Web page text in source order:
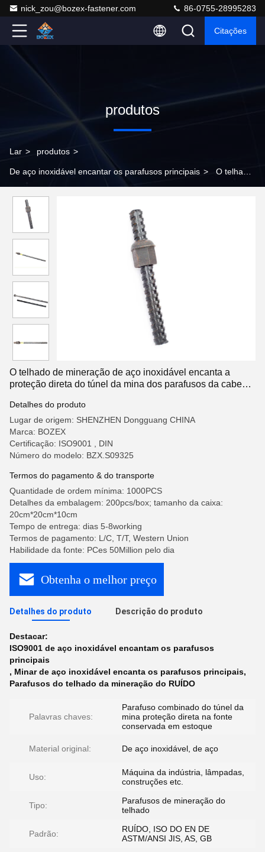
nick_zou@bozex-fastener.com 86-0755-28995283
Citações
produtos
Lar > produtos >
De aço inoxidável encantar os parafusos principais > O telhado
túnel da mina dos parafusos da cabeça combinada
O telhado de mineração de aço inoxidável encanta a
proteção direta do túnel da mina dos parafusos da cabeça
Detalhes do produto
Lugar de origem: SHENZHEN Dongguang CHINA
Marca: BOZEX
Certificação: ISO9001 , DIN
Número do modelo: BZX.S09325
Termos do pagamento & do transporte
Quantidade de ordem mínima: 1000PCS
Detalhes da embalagem: 200pcs/box; tamanho da caixa:
20cm*20cm*10cm
Tempo de entrega: dias 5-8working
Termos de pagamento: L/C, T/T, Western Union
Habilidade da fonte: PCes 50Million pelo dia
Obtenha o melhor preço
Detalhes do produto Descrição do produto
Destacar:
ISO9001 de aço inoxidável encantam os parafusos
principais
, Minar de aço inoxidável encanta os parafusos principais,
Parafusos do telhado da mineração do RUÍDO
Palavras chaves:
Parafuso combinado do túnel da
mina proteção direta na fonte
conservada em estoque
Material original: De aço inoxidável, de aço
Uso:
Máquina da indústria, lâmpadas,
construções etc.
Tipo:
Parafusos de mineração do
telhado
Padrão:
RUÍDO, ISO DO EN DE
ASTM/ANSI JIS, AS, GB